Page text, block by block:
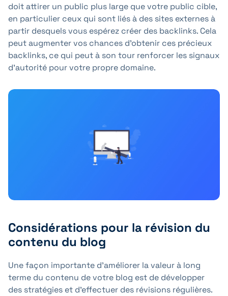
doit attirer un public plus large que votre public cible,
en particulier ceux qui sont liés à des sites externes à
partir desquels vous espérez créer des backlinks. Cela
peut augmenter vos chances d'obtenir ces précieux
backlinks, ce qui peut à son tour renforcer les signaux
d'autorité pour votre propre domaine.
Considérations pour la révision du
contenu du blog
Une façon importante d'améliorer la valeur à long
terme du contenu de votre blog est de développer
des stratégies et d'effectuer des révisions régulières.